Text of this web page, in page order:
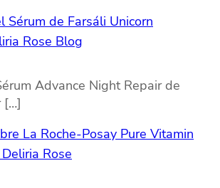
Sérum de Farsáli Unicorn
Rose Blog
Advance Night Repair de
[…]
La Roche-Posay Pure Vitamin
Rose